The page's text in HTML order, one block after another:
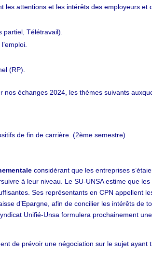
les attentions et les intérêts des employeurs et
partiel, Télétravail).
(RP).
échanges 2024, les thèmes suivants
de fin de carrière. (2ème semestre)
considérant que les entreprises
à leur niveau. Le SU-UNSA estime que les
Ses représentants en CPN appellent
d’Epargne, afin de concilier les intérêts de
Unifié-Unsa formulera prochainement
de prévoir une négociation sur le sujet ayant